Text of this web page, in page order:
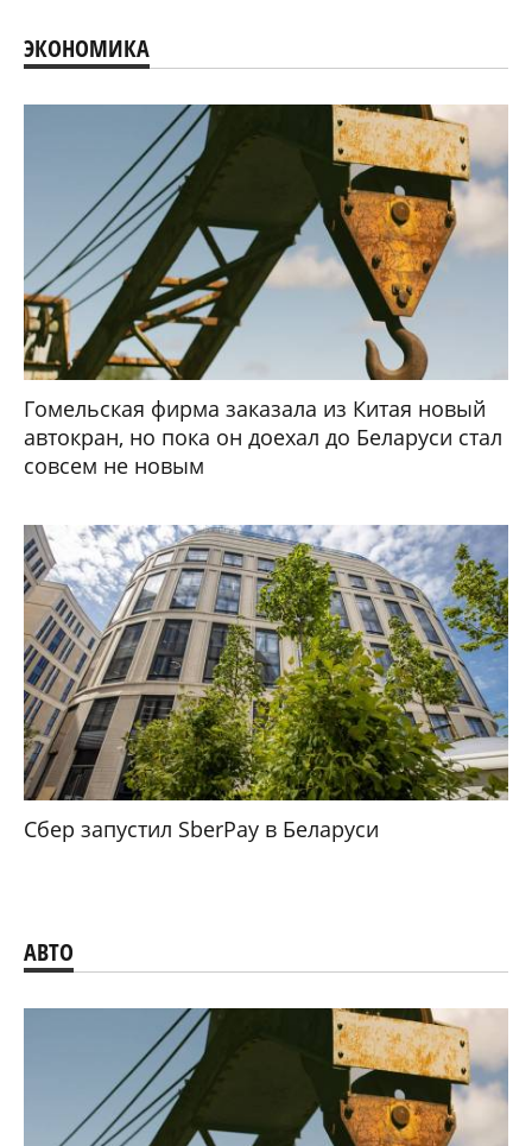
ЭКОНОМИКА
Гомельская фирма заказала из Китая новый
автокран, но пока он доехал до Беларуси стал
совсем не новым
Сбер запустил SberPay в Беларуси
АВТО